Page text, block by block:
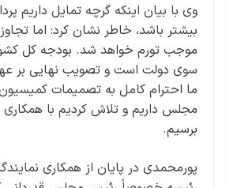
وی با بیان اینکه گرچه تمایل داریم
بیشتر باشد، خاطر نشان کرد: اما
موجب تورم خواهد شد. بودجه کل
سوی دولت است و تصویب نهایی بر
ما احترام کامل به تصمیمات
مجلس داریم و تلاش کردیم با همکاری
برسیم.
پورمحمدی در پایان از همکاری